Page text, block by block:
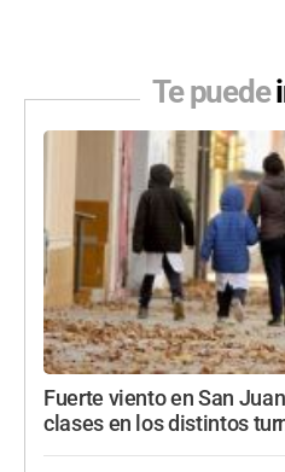
Te puede
Fuerte viento en San
clases en los distintos